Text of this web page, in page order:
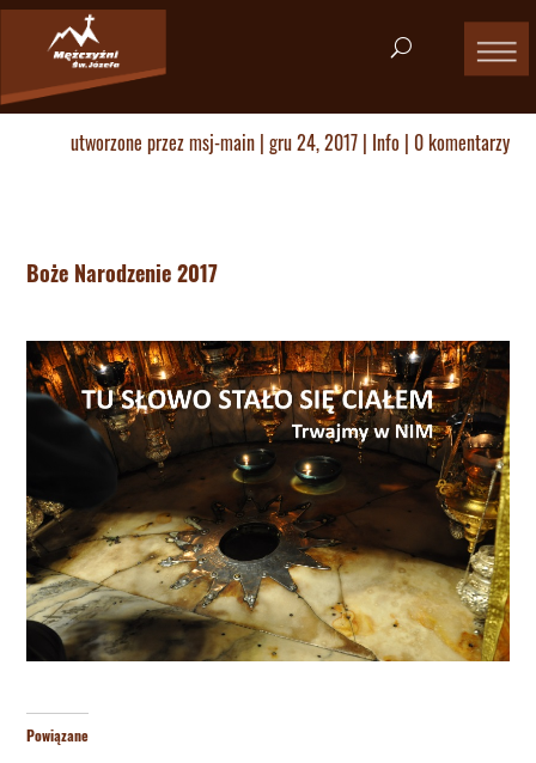
utworzone przezmsj-main| gru 24, 2017| Info | 0 komentarzy
Boże Narodzenie 2017
Powiązane